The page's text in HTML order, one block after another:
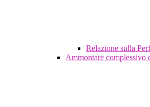
Relazione sulla
Ammontare complessivo